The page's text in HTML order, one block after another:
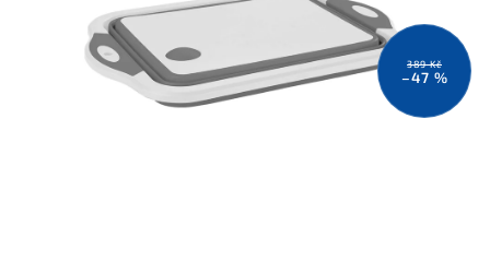
389 Kč
–47 %